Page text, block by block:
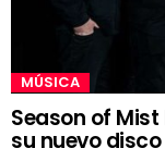
MÚSICA
Season of
su nuevo disco